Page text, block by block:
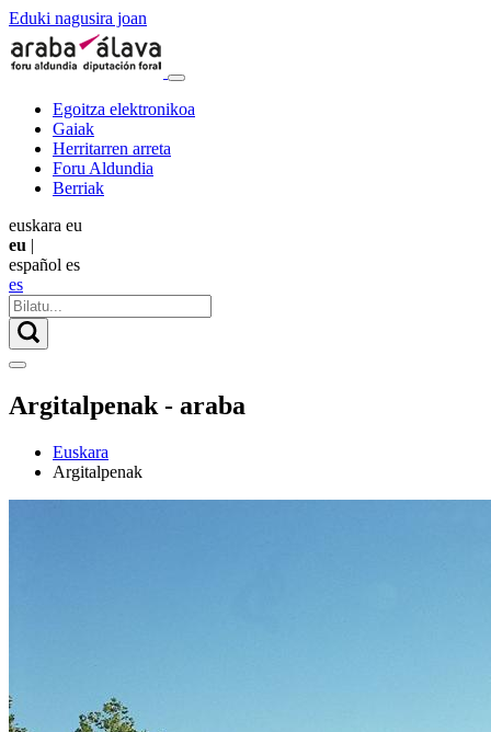
Eduki nagusira joan
Egoitza elektronikoa
Gaiak
Herritarren arreta
Foru Aldundia
Berriak
euskara eu
eu |
español es
es
Argitalpenak - araba
Euskara
Argitalpenak